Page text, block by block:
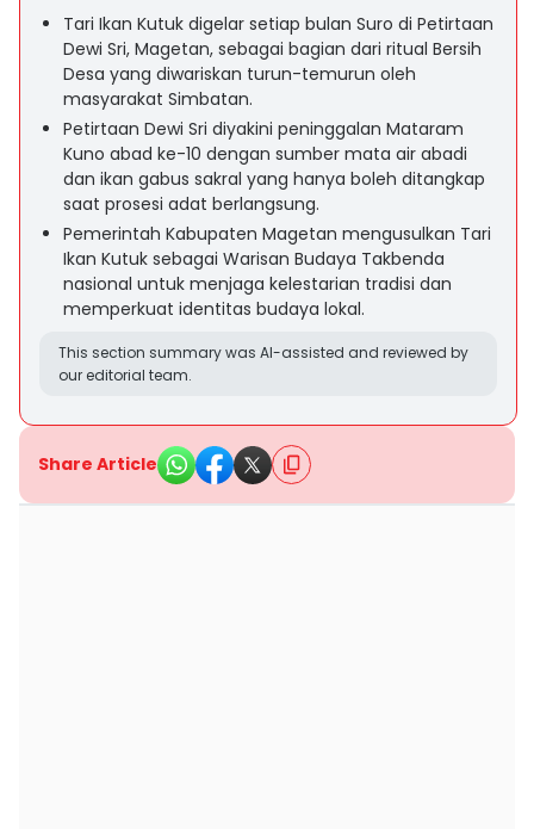
Tari Ikan Kutuk digelar setiap bulan Suro di Petirtaan
Dewi Sri, Magetan, sebagai bagian dari ritual Bersih
Desa yang diwariskan turun-temurun oleh
masyarakat Simbatan.
Petirtaan Dewi Sri diyakini peninggalan Mataram
Kuno abad ke-10 dengan sumber mata air abadi
dan ikan gabus sakral yang hanya boleh ditangkap
saat prosesi adat berlangsung.
Pemerintah Kabupaten Magetan mengusulkan Tari
Ikan Kutuk sebagai Warisan Budaya Takbenda
nasional untuk menjaga kelestarian tradisi dan
memperkuat identitas budaya lokal.
This section summary was AI-assisted and reviewed by
our editorial team.
Share Article